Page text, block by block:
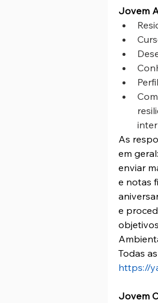
Jovem
As
em
enviar
e notas
e
Todas
https://
Jovem